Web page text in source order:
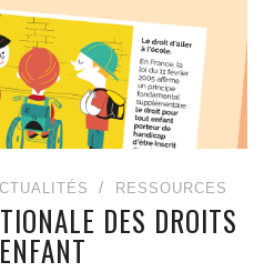
RESSOURCES
DES DROITS